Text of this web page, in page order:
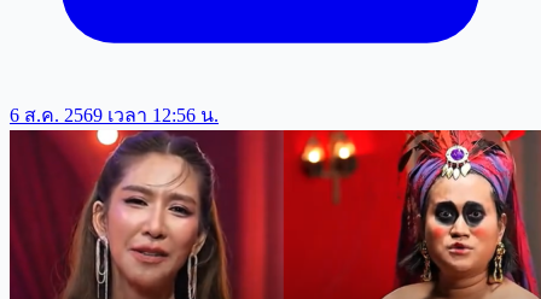
6 ส.ค. 2569 เวลา 12:56 น.